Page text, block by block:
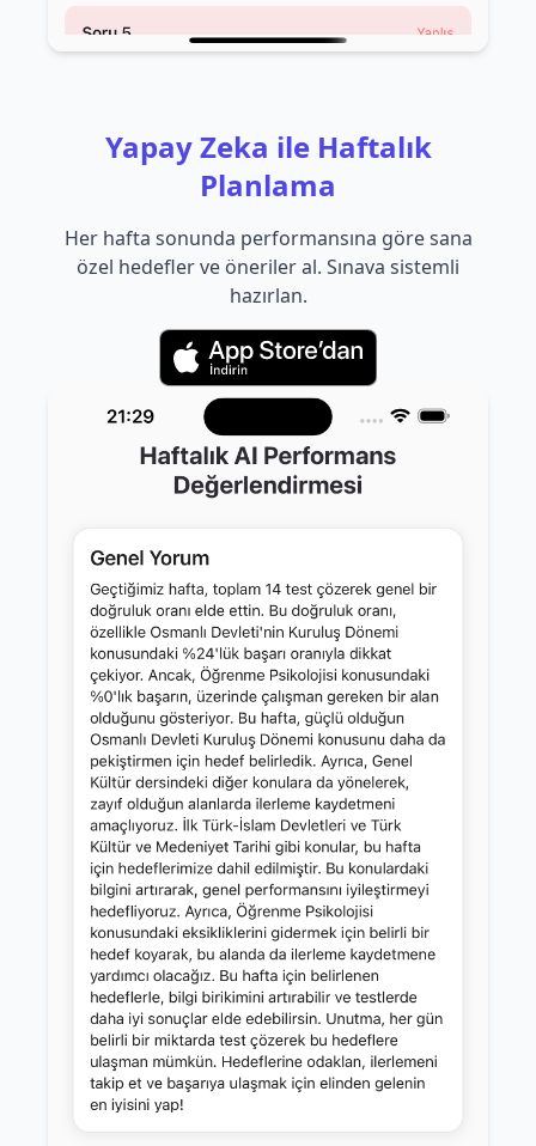
Yapay Zeka ile Haftalık
Planlama
Her hafta sonunda performansına göre sana
özel hedefler ve öneriler al. Sınava sistemli
hazırlan.